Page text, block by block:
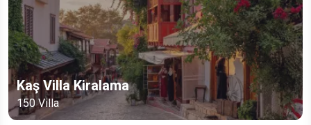
Kaş Villa Kiralama
150Villa